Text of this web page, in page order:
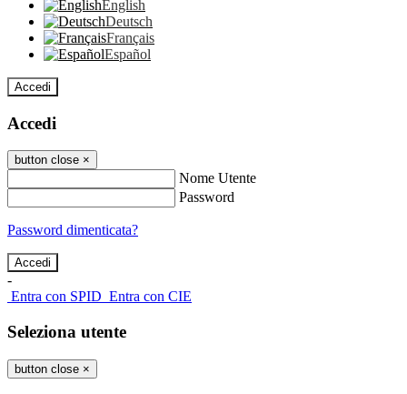
English
Deutsch
Français
Español
Accedi
Accedi
button close ×
Nome Utente
Password
Password dimenticata?
-
Entra con SPID Entra con CIE
Seleziona utente
button close ×